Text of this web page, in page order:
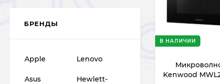
Kenwood
В НАЛИЧИИ
БРЕНДЫ
Apple Lenovo
Asus
Hewlett-